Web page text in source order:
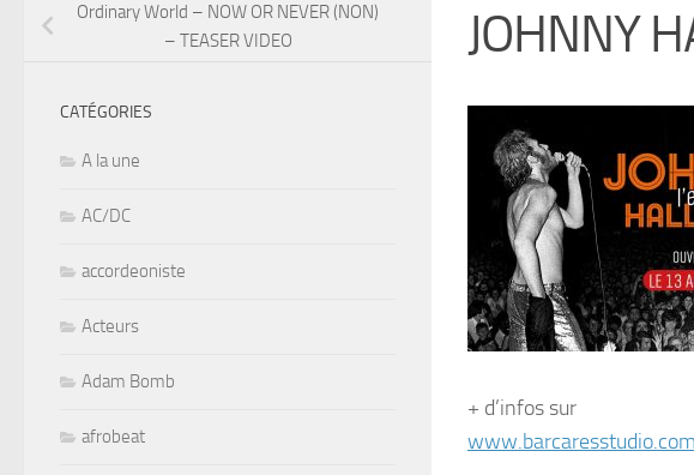
JOHNNY
+ d’infos sur
www.barcaresstudio.com
Ordinary World – NOW OR NEVER (NON)
– TEASER VIDEO
CATÉGORIES
A la une
AC/DC
accordeoniste
Acteurs
Adam Bomb
afrobeat